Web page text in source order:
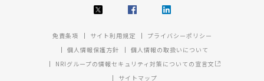
免責条項 サイト利用規定
プライバシーポリシー
個人情報保護方針
個人情報の取扱いについて
NRIグループの情報セキュリティ対策についての宣言文
サイトマップ